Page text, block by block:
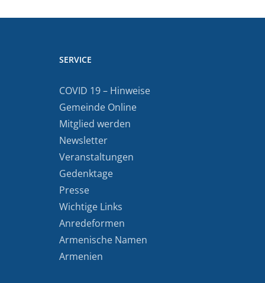
SERVICE
COVID 19 – Hinweise
Gemeinde Online
Mitglied werden
Newsletter
Veranstaltungen
Gedenktage
Presse
Wichtige Links
Anredeformen
Armenische Namen
Armenien